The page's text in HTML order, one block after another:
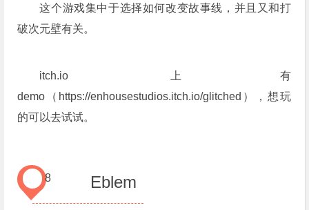
这个游戏集中于选择如何改变故事线，并且又和打
破次元壁有关。
itch.io 上有
demo（https://enhousestudios.itch.io/glitched），想玩
的可以去试试。
8 Eblem